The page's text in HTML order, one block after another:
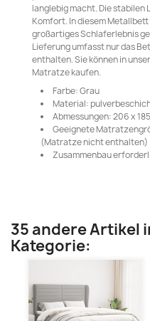
langlebig macht. Die stabilen
Komfort. In diesem
großartiges Schlaferlebnis
Lieferung umfasst nur das
enthalten. Sie können in
Matratze kaufen.
Farbe: Grau
Material:
Abmessungen: 206 x
Geeignete
(Matratze nicht enthalten)
Zusammenbau
35 andere Artikel
Kategorie: